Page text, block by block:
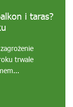
i taras?
trwale